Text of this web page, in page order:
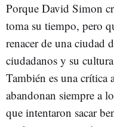
Porque David Simon
toma su tiempo, pero
renacer de una ciudad
ciudadanos y su
También es una crítica
abandonan siempre a
que intentaron sacar